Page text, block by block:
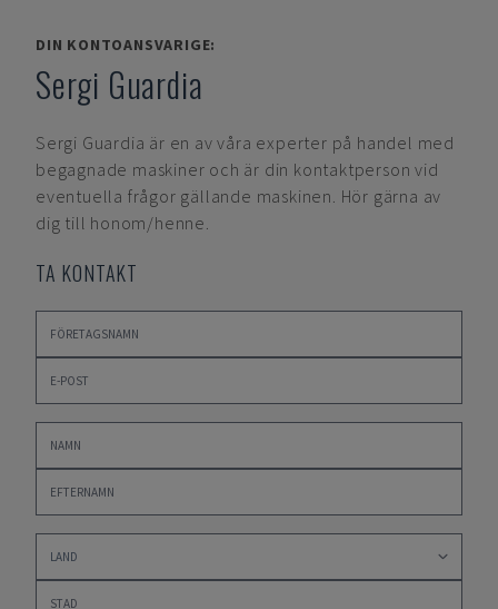
DIN KONTOANSVARIGE:
Sergi Guardia
Sergi Guardia är en av våra experter på handel med
begagnade maskiner och är din kontaktperson vid
eventuella frågor gällande maskinen. Hör gärna av
dig till honom/henne.
TA KONTAKT